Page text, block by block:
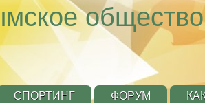
общество
СПОРТИНГ ФОРУМ